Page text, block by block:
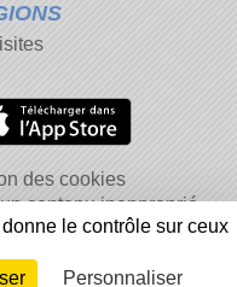
des cookies
contenu inapproprié
Connexion
le contrôle sur ceux
Personnaliser